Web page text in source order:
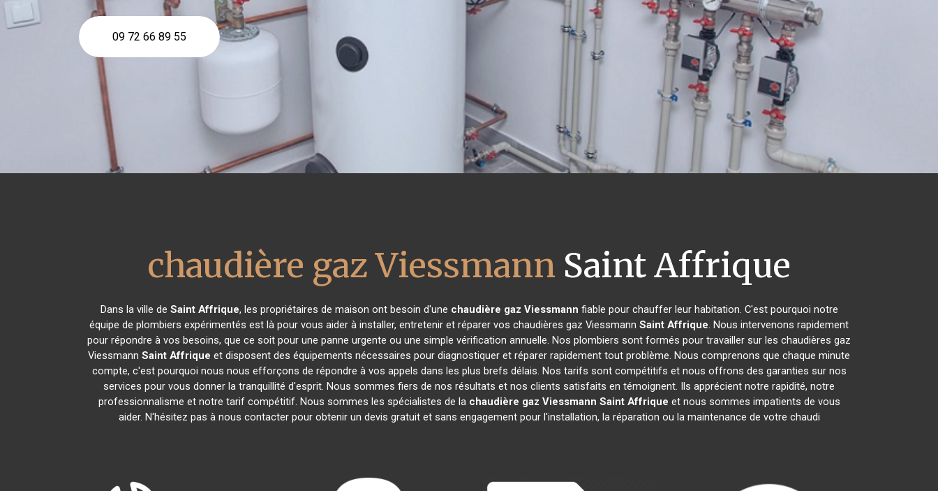
09 72 66 89 55
chaudière gaz Viessmann Saint Affrique
Dans la ville de Saint Affrique, les propriétaires de maison ont besoin d'une chaudière gaz Viessmann fiable pour chauffer leur habitation. C'est pourquoi notre
équipe de plombiers expérimentés est là pour vous aider à installer, entretenir et réparer vos chaudières gaz Viessmann Saint Affrique. Nous intervenons rapidement
pour répondre à vos besoins, que ce soit pour une panne urgente ou une simple vérification annuelle. Nos plombiers sont formés pour travailler sur les chaudières gaz
Viessmann Saint Affrique et disposent des équipements nécessaires pour diagnostiquer et réparer rapidement tout problème. Nous comprenons que chaque minute
compte, c'est pourquoi nous nous efforçons de répondre à vos appels dans les plus brefs délais. Nos tarifs sont compétitifs et nous offrons des garanties sur nos
services pour vous donner la tranquillité d'esprit. Nous sommes fiers de nos résultats et nos clients satisfaits en témoignent. Ils apprécient notre rapidité, notre
professionnalisme et notre tarif compétitif. Nous sommes les spécialistes de la chaudière gaz Viessmann Saint Affrique et nous sommes impatients de vous
aider. N'hésitez pas à nous contacter pour obtenir un devis gratuit et sans engagement pour l'installation, la réparation ou la maintenance de votre chaudi